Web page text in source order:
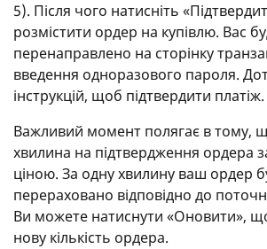
5). Після чого натисніть
розмістити ордер на купівлю. Вас
перенаправлено на сторінку
введення одноразового пароля.
інструкцій, щоб підтвердити платіж.
Важливий момент полягає в тому,
хвилина на підтвердження ордера
ціною. За одну хвилину ваш ордер
перераховано відповідно до
Ви можете натиснути «Оновити»,
нову кількість ордера.